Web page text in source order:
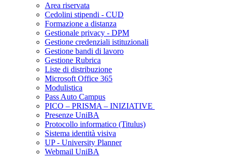
Area riservata
Cedolini stipendi - CUD
Formazione a distanza
Gestionale privacy - DPM
Gestione credenziali istituzionali
Gestione bandi di lavoro
Gestione Rubrica
Liste di distribuzione
Microsoft Office 365
Modulistica
Pass Auto Campus
PICO – PRISMA – INIZIATIVE
Presenze UniBA
Protocollo informatico (Titulus)
Sistema identità visiva
UP - University Planner
Webmail UniBA